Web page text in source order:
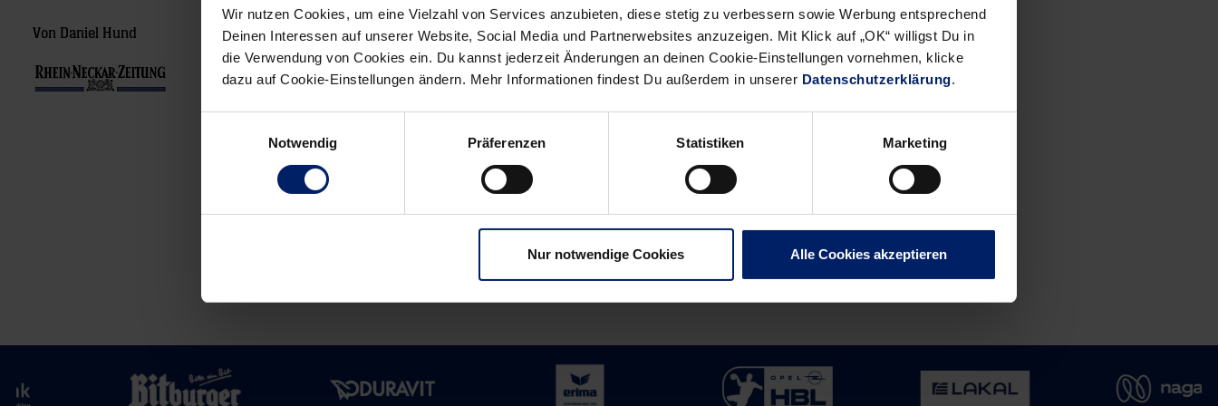
Wir nutzen Cookies, um eine Vielzahl von Services anzubieten, diese stetig zu verbessern sowie Werbung entsprechend
Deinen Interessen auf unserer Website, Social Media und Partnerwebsites anzuzeigen. Mit Klick auf „OK“ willigst Du in
die Verwendung von Cookies ein. Du kannst jederzeit Änderungen an deinen Cookie-Einstellungen vornehmen, klicke
dazu auf Cookie-Einstellungen ändern. Mehr Informationen findest Du außerdem in unserer Datenschutzerklärung.
Notwendig
Präferenzen Statistiken Marketing
Nur notwendige Cookies Alle Cookies akzeptieren
Von Daniel Hund
previous
News:
dreht
newst
News:
Kurs